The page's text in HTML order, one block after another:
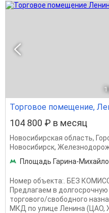
1
Торговое помещение,
104 800 ₽ в месяц
Новосибирская область,
Новосибирск,
Площадь Гарина-
Номер объекта:. БЕЗ
Предлагаем в
торгового/свободного
МКД по улице Ленина (ЦАО,